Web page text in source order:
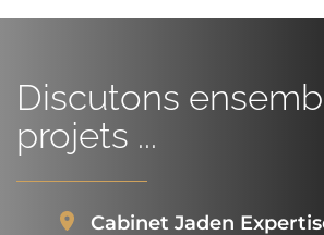
Discutons
projets ...
Cabinet Jaden